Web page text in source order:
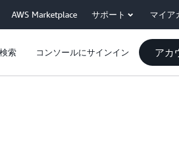
AWS Marketplace サポート マイア
検索 コンソールにサインイン アカ